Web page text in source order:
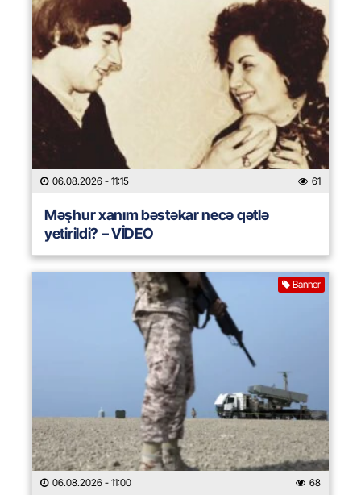
06.08.2026 - 11:15 61
Məşhur xanım bəstəkar necə qətlə
yetirildi? – VİDEO
Banner
06.08.2026 - 11:00 68